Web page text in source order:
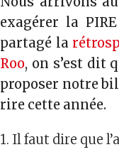
exagérer la
partagé la
Roo, on s’est dit
proposer notre
rire cette année.
1. Il faut dire que